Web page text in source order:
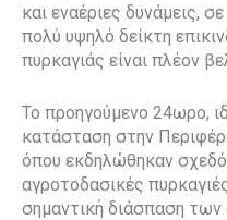
και εναέριες δυνάμεις,
πολύ υψηλό δείκτη
πυρκαγιάς είναι πλέον
Το προηγούμενο 24ωρο,
κατάσταση στην
όπου εκδηλώθηκαν
αγροτοδασικές
σημαντική διάσπαση